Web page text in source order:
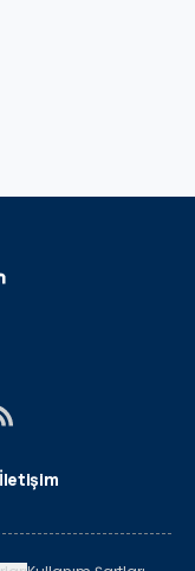
İletişim